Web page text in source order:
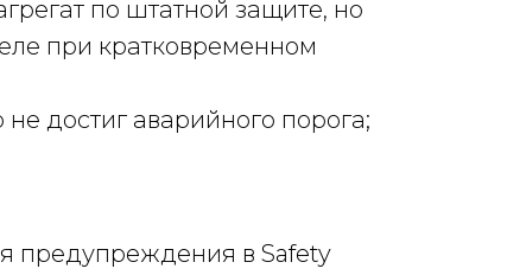
по штатной защите, но
при кратковременном
достиг аварийного порога;
предупреждения в Safety